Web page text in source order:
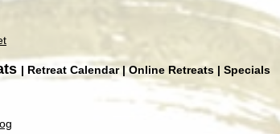
| Retreat Calendar | Online Retreats | Specials